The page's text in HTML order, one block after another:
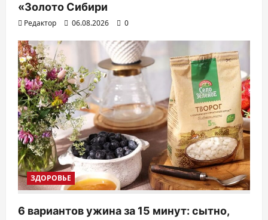
«Золото Сибири
Редактор 06.08.2026 0
ЗДОРОВЬЕ
6 вариантов ужина за 15 минут: сытно,